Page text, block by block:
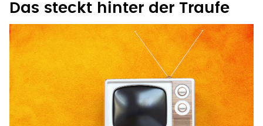
Das steckt hinter der Traufe